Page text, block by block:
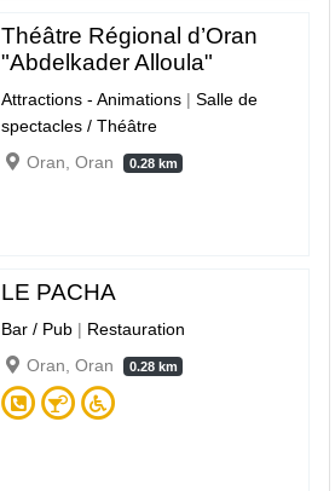
Théâtre Régional d’Oran
"Abdelkader Alloula"
Attractions - Animations |Salle de
spectacles / Théâtre
Oran, Oran
0.28 km
LE PACHA
Bar / Pub | Restauration
Oran, Oran
0.28 km